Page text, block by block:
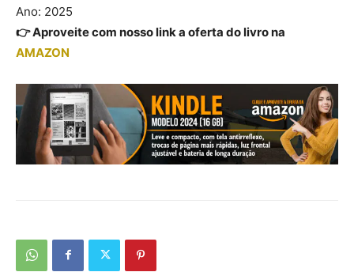
Ano: 2025
👉 Aproveite com nosso link a oferta do livro na
AMAZON